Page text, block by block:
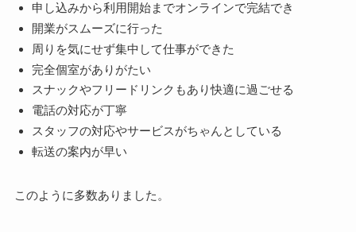
申し込みから利用開始までオンラインで完結でき
開業がスムーズに行った
周りを気にせず集中して仕事ができた
完全個室がありがたい
スナックやフリードリンクもあり快適に過ごせる
電話の対応が丁寧
スタッフの対応やサービスがちゃんとしている
転送の案内が早い
このように多数ありました。